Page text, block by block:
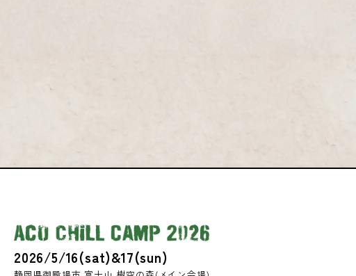
2026/5/16(sat)&17(sun)